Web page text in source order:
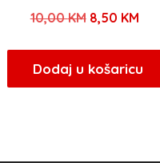
10,00KM Izvorna
bila
je:
8,50 KM
je:
Dodaj u košaricu